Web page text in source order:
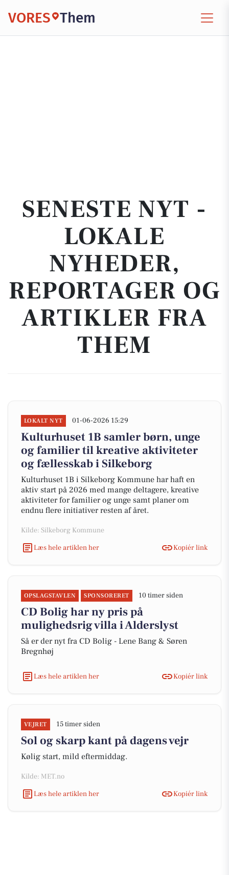
VORES Them
SENESTE NYT -
LOKALE
NYHEDER,
REPORTAGER OG
ARTIKLER FRA
THEM
LOKALT NYT 01-06-2026 15:29
Kulturhuset 1B samler børn, unge
og familier til kreative aktiviteter
og fællesskab i Silkeborg
Kulturhuset 1B i Silkeborg Kommune har haft en
aktiv start på 2026 med mange deltagere, kreative
aktiviteter for familier og unge samt planer om
endnu flere initiativer resten af året.
Kilde: Silkeborg Kommune
Læs hele artiklen her
Kopiér link
OPSLAGSTAVLEN SPONSORERET 10 timer siden
CD Bolig har ny pris på
mulighedsrig villa i Alderslyst
Så er der nyt fra CD Bolig - Lene Bang & Søren
Bregnhøj
Læs hele artiklen her Kopiér link
VEJRET 15 timer siden
Sol og skarp kant på dagens vejr
Kølig start, mild eftermiddag.
Kilde: MET.no
Læs hele artiklen her
Kopiér link